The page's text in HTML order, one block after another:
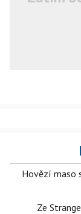
Hovězí maso
Ze